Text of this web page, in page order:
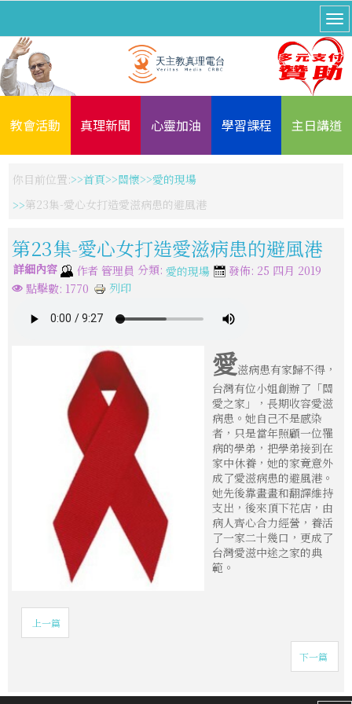
教會活動 真理新聞 心靈加油 學習課程 主日講道
你目前位置: 首頁 關懷
愛的現場
第23集-愛心女打造愛滋病患的避風港
第23集-愛心女打造愛滋病患的避風港
詳細內容 作者 管理員 分類: 愛的現場
發佈: 25 四月 2019
點擊數: 1770
列印
愛滋病患有家歸不得，
台灣有位小姐創辦了「關
愛之家」，長期收容愛滋
病患。她自己不是感染
者，只是當年照顧一位罹
病的學弟，把學弟接到在
家中休養，她的家竟意外
成了愛滋病患的避風港。
她先後靠畫畫和翻譯維持
支出，後來頂下花店，由
病人齊心合力經營，養活
了一家二十幾口，更成了
台灣愛滋中途之家的典
範。
上一篇
下一篇